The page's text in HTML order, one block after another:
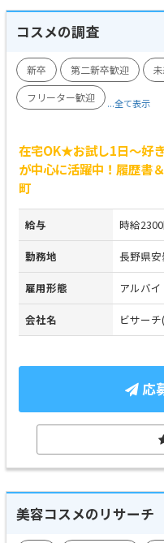
コスメの調査
新卒 第二新卒歓迎
フリーター歓迎
...全て表示
在宅OK★お試し1日～好
が中心に活躍中！履歴書
町
給与 時給
勤務地 長野県
雇用形態 アルバ
会社名 ビサー
応
美容コスメのリサーチ